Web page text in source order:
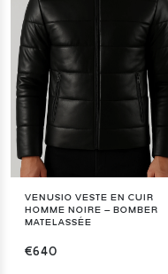
VENUSIO VESTE EN CUIR
HOMME NOIRE – BOMBER
MATELASSÉE
€640